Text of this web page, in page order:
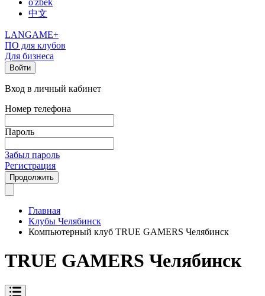
o'zbek
中文
LANGAME+
ПО для клубов
Для бизнеса
Войти
Вход в личный кабинет
Номер телефона
Пароль
Забыл пароль
Регистрация
Продолжить
Главная
Клубы Челябинск
Компьютерный клуб TRUE GAMERS Челябинск
TRUE GAMERS Челябинск